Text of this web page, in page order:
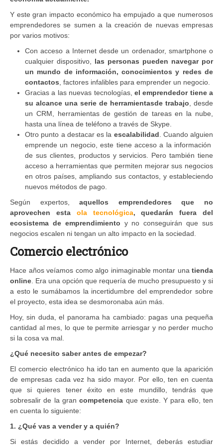
Y este gran impacto económico ha empujado a que numerosos
emprendedores se sumen a la creación de nuevas empresas
por varios motivos:
Con acceso a Internet desde un ordenador, smartphone o
cualquier dispositivo, las personas pueden navegar por
un mundo de información, conocimientos y redes de
contactos , factores infalibles para emprender un negocio.
Gracias a las nuevas tecnologías, el emprendedor tiene a
su alcance una serie de herramientasde trabajo , desde
un CRM, herramientas de gestión de tareas en la nube,
hasta una línea de teléfono a través de Skype.
Otro punto a destacar es la escalabilidad . Cuando alguien
emprende un negocio, este tiene acceso a la información
de sus clientes, productos y servicios. Pero también tiene
acceso a herramientas que permiten mejorar sus negocios
en otros países, ampliando sus contactos, y estableciendo
nuevos métodos de pago.
Según expertos,aquellos emprendedores que no
aprovechen esta ola tecnológica, quedarán fuera del
ecosistema de emprendimiento y no conseguirán que sus
negocios escalen ni tengan un alto impacto en la sociedad.
Comercio electrónico
Hace años veíamos como algo inimaginable montar una tienda
online . Era una opción que requería de mucho presupuesto y si
a esto le sumábamos la incertidumbre del emprendedor sobre
el proyecto, esta idea se desmoronaba aún más.
Hoy, sin duda, el panorama ha cambiado: pagas una pequeña
cantidad al mes, lo que te permite arriesgar y no perder mucho
si la cosa va mal.
¿Qué necesito saber antes de empezar?
El comercio electrónico ha ido tan en aumento que la aparición
de empresas cada vez ha sido mayor. Por ello, ten en cuenta
que si quieres tener éxito en este mundillo, tendrás que
sobresalir de la grancompetencia que existe. Y para ello, ten
en cuenta lo siguiente:
1. ¿Qué vas a vender y a quién?
Si estás decidido a vender por Internet, deberás estudiar